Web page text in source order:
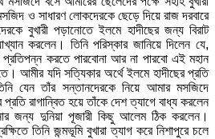
ও সাধারণ লোকদেরকে ছেড়ে দিয়ে রাজ দরবারে
বুখারী পড়ানোতে ইলমে হাদীছের জন্য বিরাট
করলেন। তিনি পরিস্কার জানিয়ে দিলেন যে,
করতে পারবোনা আর না পারবো এই মহান
আমীর যদি সত্যিকার অর্থে ইলমে হাদীছের প্রতি
যেন তাঁর সন্তানদেরকে নিয়ে আমার মসজিদে
রাগান্বিত হয়ে তাঁকে দেশ ত্যাগে বাধ্য করলেন
জন্য দুনিয়া পূজারী কিছু আলেম ঠিক করলেন।
তিনি জন্মভূমি বুখারা ত্যাগ করে নিশাপুরে চলে